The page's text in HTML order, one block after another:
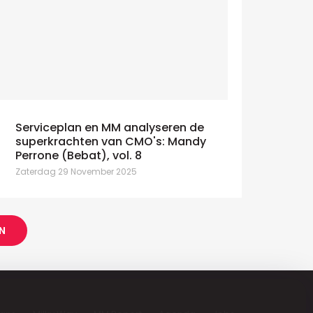
Serviceplan en MM analyseren de
superkrachten van CMO's: Mandy
Perrone (Bebat), vol. 8
Zaterdag 29 November 2025